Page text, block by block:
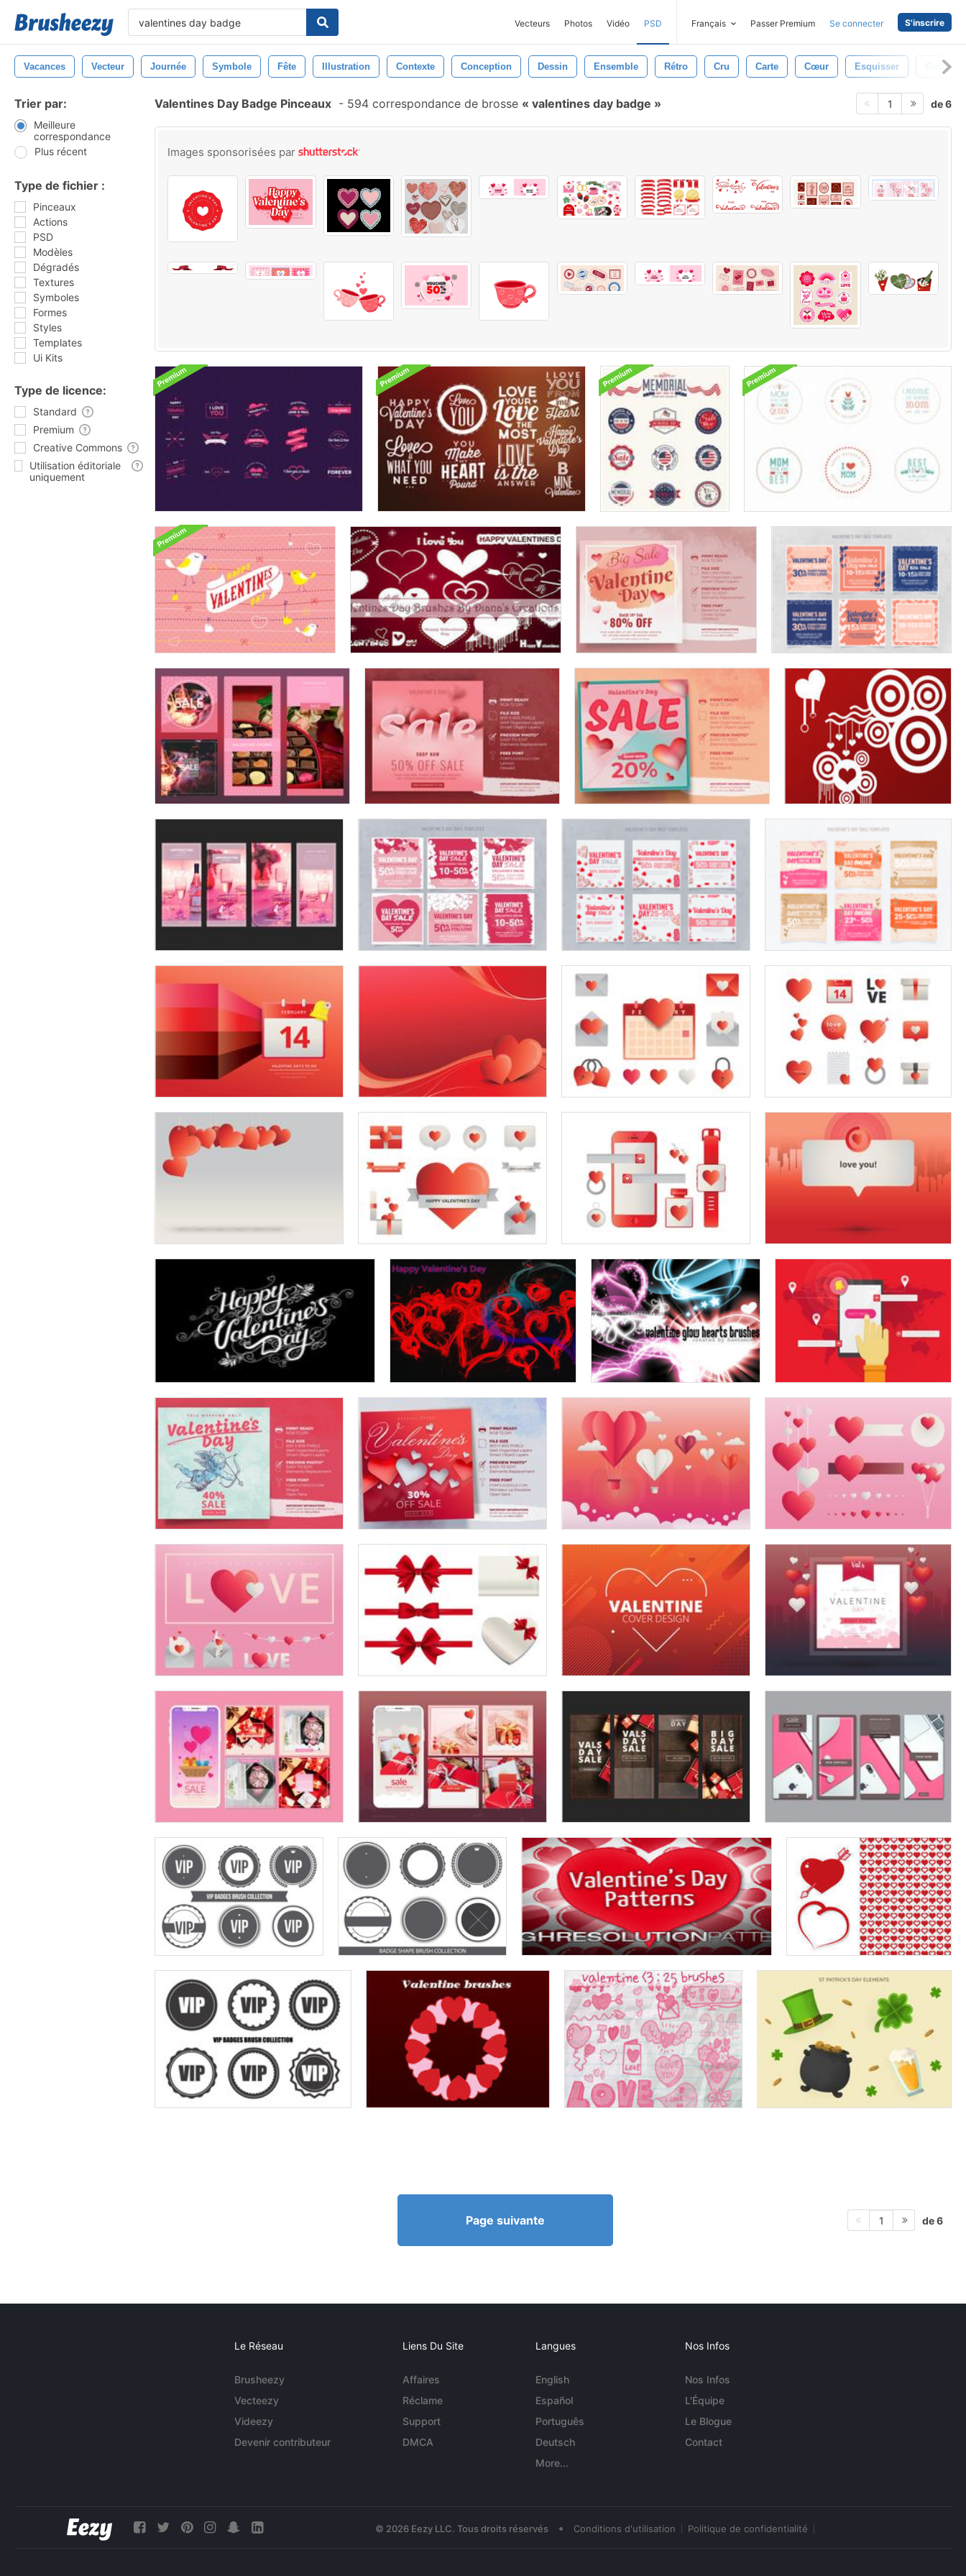
Vecteurs Photos Vidéo PSD Français Passer Premium Se connecter S'inscrire
Vacances Vecteur Journée Symbole Fête Illustration Contexte Conception Dessin Ensemble Rétro Cru Carte Cœur Esquisser
Trier par:
Meilleure
correspondance
Plus récent
Type de fichier :
Pinceaux
Actions
PSD
Modèles
Dégradés
Textures
Symboles
Formes
Styles
Templates
Ui Kits
Type de licence:
Standard
Premium
Creative Commons
Utilisation éditoriale
uniquement
Valentines Day Badge Pinceaux - 594 correspondance de brosse valentines day badge 1 de 6
Images sponsorisées par
Page suivante 1 de 6
Le Réseau
Brusheezy
Vecteezy
Videezy
Devenir contributeur
Liens Du Site
Affaires
Réclame
Support
DMCA
Langues
English
Español
Português
Deutsch
More...
Nos Infos
Nos Infos
L'Équipe
Le Blogue
Contact
© 2026 Eezy LLC. Tous droits réservés • Conditions d'utilisation Politique de confidentialité